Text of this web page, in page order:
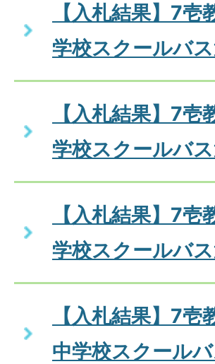
【入札結果】7
学校スクールバ
【入札結果】7
学校スクールバ
【入札結果】7
学校スクールバ
【入札結果】7
中学校スクール